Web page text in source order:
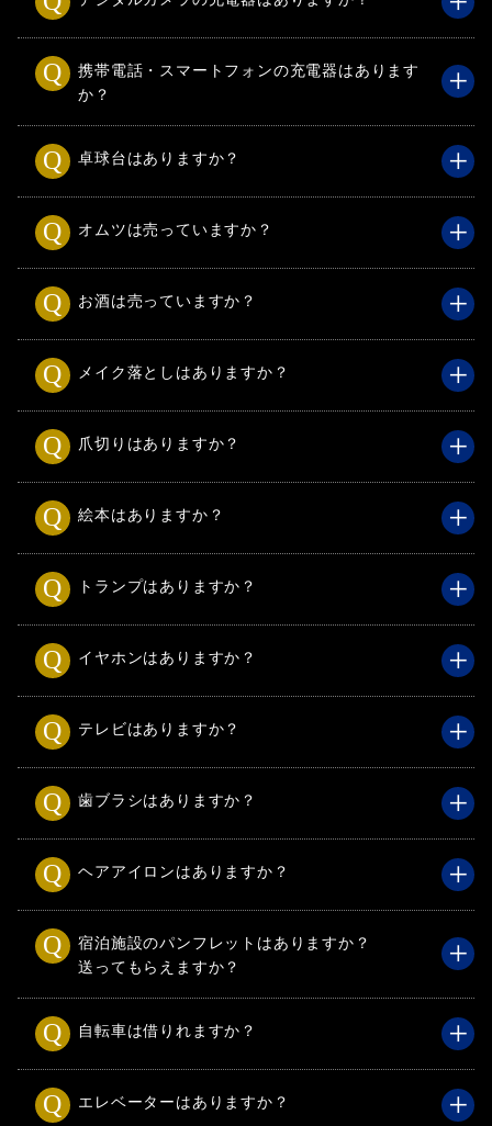
携帯電話・スマートフォンの充電器はあります
か？
卓球台はありますか？
オムツは売っていますか？
お酒は売っていますか？
メイク落としはありますか？
爪切りはありますか？
絵本はありますか？
トランプはありますか？
イヤホンはありますか？
テレビはありますか？
歯ブラシはありますか？
ヘアアイロンはありますか？
宿泊施設のパンフレットはありますか？
送ってもらえますか？
自転車は借りれますか？
エレベーターはありますか？